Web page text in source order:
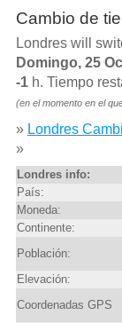
Cambio de
Londres will
Domingo, 25
-1h. Tiempo
(en el momento en el
» Londres
»
Londres info:
País:
Moneda:
Continente:
Población:
Elevación:
Coordenadas GPS